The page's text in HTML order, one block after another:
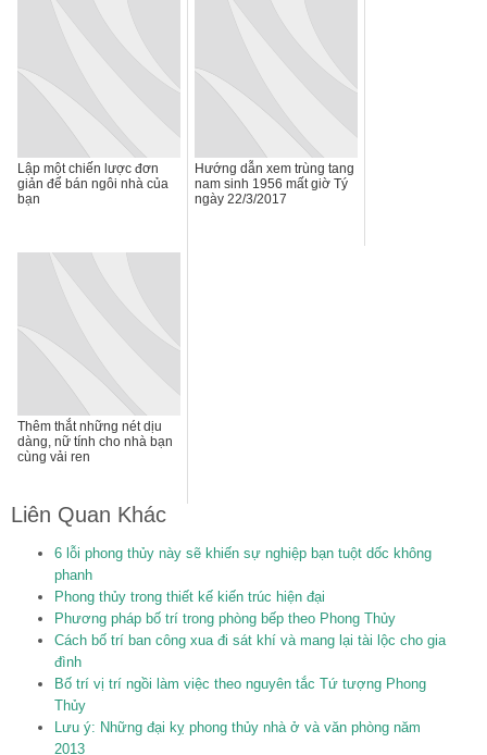
Lập một chiến lược đơn
giản để bán ngôi nhà của
bạn
Hướng dẫn xem trùng tang
nam sinh 1956 mất giờ Tý
ngày 22/3/2017
Thêm thắt những nét dịu
dàng, nữ tính cho nhà bạn
cùng vải ren
Liên Quan Khác
6 lỗi phong thủy này sẽ khiến sự nghiệp bạn tuột dốc không
phanh
Phong thủy trong thiết kế kiến trúc hiện đại
Phương pháp bố trí trong phòng bếp theo Phong Thủy
Cách bố trí ban công xua đi sát khí và mang lại tài lộc cho gia
đình
Bố trí vị trí ngồi làm việc theo nguyên tắc Tứ tượng Phong
Thủy
Lưu ý: Những đại kỵ phong thủy nhà ở và văn phòng năm
2013